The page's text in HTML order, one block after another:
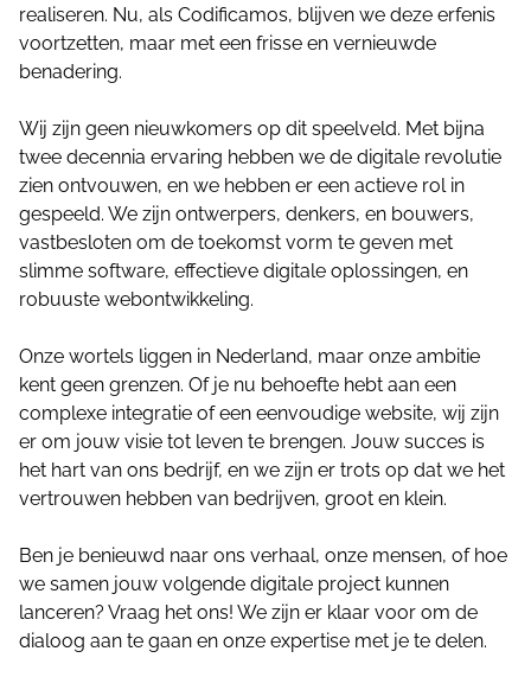
realiseren. Nu, als Codificamos, blijven we deze erfenis
voortzetten, maar met een frisse en vernieuwde
benadering.
Wij zijn geen nieuwkomers op dit speelveld. Met bijna
twee decennia ervaring hebben we de digitale revolutie
zien ontvouwen, en we hebben er een actieve rol in
gespeeld. We zijn ontwerpers, denkers, en bouwers,
vastbesloten om de toekomst vorm te geven met
slimme software, effectieve digitale oplossingen, en
robuuste webontwikkeling.
Onze wortels liggen in Nederland, maar onze ambitie
kent geen grenzen. Of je nu behoefte hebt aan een
complexe integratie of een eenvoudige website, wij zijn
er om jouw visie tot leven te brengen. Jouw succes is
het hart van ons bedrijf, en we zijn er trots op dat we het
vertrouwen hebben van bedrijven, groot en klein.
Ben je benieuwd naar ons verhaal, onze mensen, of hoe
we samen jouw volgende digitale project kunnen
lanceren? Vraag het ons! We zijn er klaar voor om de
dialoog aan te gaan en onze expertise met je te delen.